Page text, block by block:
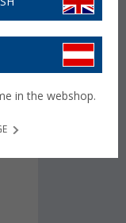
in the webshop.